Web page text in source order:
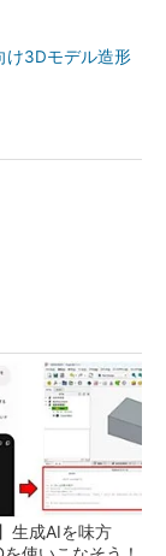
け3Dモデル造形
生成AIを味方